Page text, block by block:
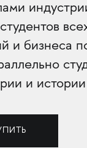
и бизнеса
и